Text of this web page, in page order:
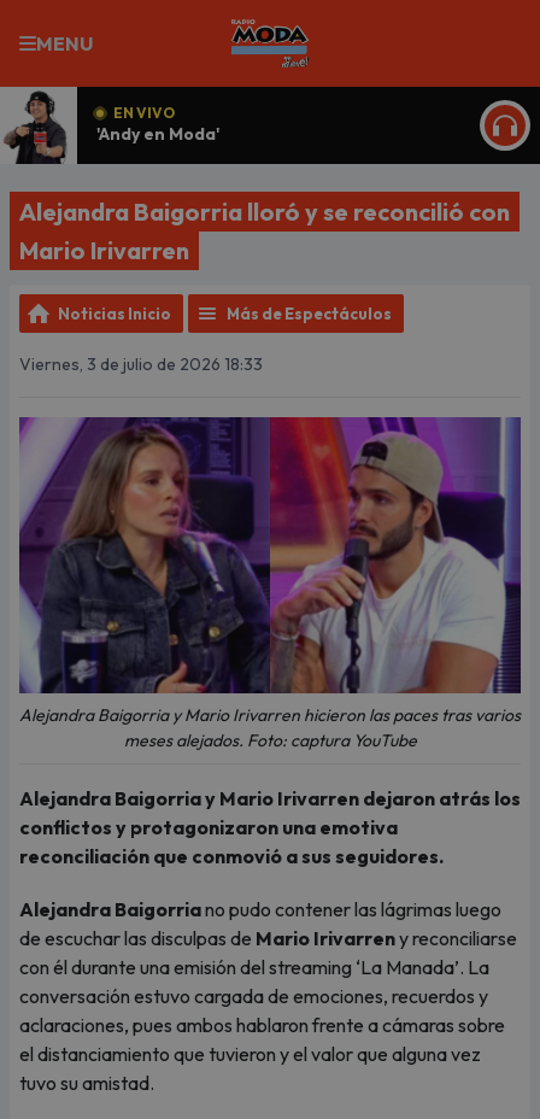
MENU
EN VIVO
'Andy en Moda'
Alejandra Baigorria lloró y se reconcilió con
Mario Irivarren
Noticias Inicio Más de Espectáculos
Viernes, 3 de julio de 2026 18:33
Alejandra Baigorria y Mario Irivarren hicieron las paces tras varios
meses alejados. Foto: captura YouTube
Alejandra Baigorria y Mario Irivarren dejaron atrás los
conflictos y protagonizaron una emotiva
reconciliación que conmovió a sus seguidores.
Alejandra Baigorriano pudo contener las lágrimas luego
de escuchar las disculpas de Mario Irivarreny reconciliarse
con él durante una emisión del streaming ‘La Manada’. La
conversación estuvo cargada de emociones, recuerdos y
aclaraciones, pues ambos hablaron frente a cámaras sobre
el distanciamiento que tuvieron y el valor que alguna vez
tuvo su amistad.